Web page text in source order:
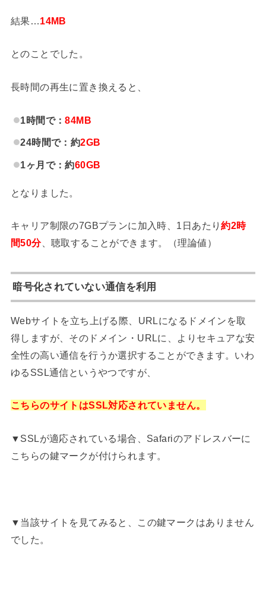
結果…14MB
とのことでした。
長時間の再生に置き換えると、
1時間で：84MB
24時間で：約2GB
1ヶ月で：約60GB
となりました。
キャリア制限の7GBプランに加入時、1日あたり約2時
間50分、聴取することができます。（理論値）
暗号化されていない通信を利用
Webサイトを立ち上げる際、URLになるドメインを取
得しますが、そのドメイン・URLに、よりセキュアな安
全性の高い通信を行うか選択することができます。いわ
ゆるSSL通信というやつですが、
こちらのサイトはSSL対応されていません。
▼SSLが適応されている場合、Safariのアドレスバーに
こちらの鍵マークが付けられます。
▼当該サイトを見てみると、この鍵マークはありません
でした。